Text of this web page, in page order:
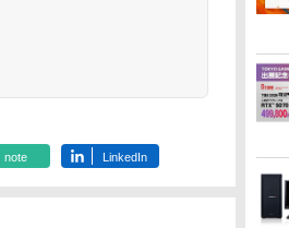
note LinkedIn